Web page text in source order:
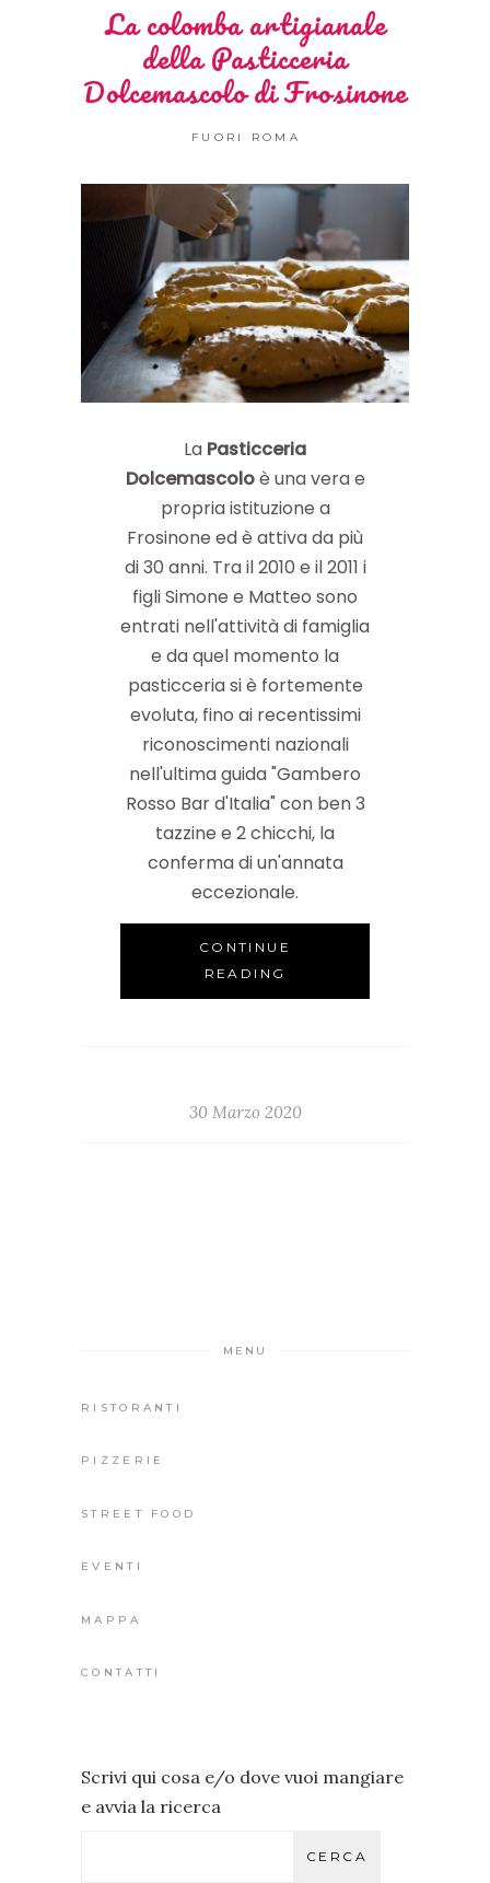
La colomba artigianale
della Pasticceria
Dolcemascolo di Frosinone
FUORI ROMA
La Pasticceria
Dolcemascoloè una vera e
propria istituzione a
Frosinone ed è attiva da più
di 30 anni. Tra il 2010 e il 2011 i
figli Simone e Matteo sono
entrati nell'attività di famiglia
e da quel momento la
pasticceria si è fortemente
evoluta, fino ai recentissimi
riconoscimenti nazionali
nell'ultima guida "Gambero
Rosso Bar d'Italia" con ben 3
tazzine e 2 chicchi, la
conferma di un'annata
eccezionale.
CONTINUE
READING
30 Marzo 2020
MENU
RISTORANTI
PIZZERIE
STREET FOOD
EVENTI
MAPPA
CONTATTI
Scrivi qui cosa e/o dove vuoi mangiare
e avvia la ricerca
CERCA